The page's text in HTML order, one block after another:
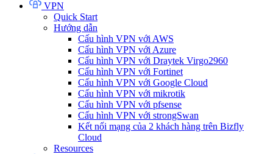
VPN
Quick Start
Hướng dẫn
Cấu hình VPN với AWS
Cấu hình VPN với Azure
Cấu hình VPN với Draytek Virgo2960
Cấu hình VPN với Fortinet
Cấu hình VPN với Google Cloud
Cấu hình VPN với mikrotik
Cấu hình VPN với pfsense
Cấu hình VPN với strongSwan
Kết nối mạng của 2 khách hàng trên Bizfly
Cloud
Resources